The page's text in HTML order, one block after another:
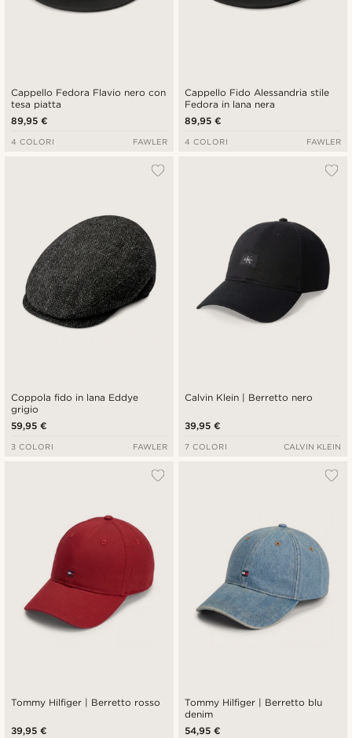
Cappello Fedora Flavio nero con
tesa piatta
89,95 €
4 COLORI FAWLER
Cappello Fido Alessandria stile
Fedora in lana nera
89,95 €
4 COLORI FAWLER
Coppola fido in lana Eddye
grigio
59,95 €
3 COLORI FAWLER
Calvin Klein | Berretto nero
39,95 €
7 COLORI CALVIN KLEIN
Tommy Hilfiger | Berretto rosso
39,95 €
Tommy Hilfiger | Berretto blu
denim
54,95 €